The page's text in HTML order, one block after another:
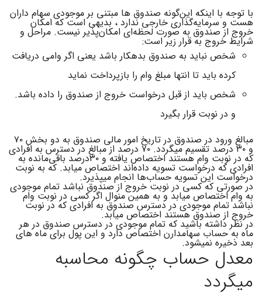
با توجه با اینکه این‌گونه صندوق ها مبتنی بر موجودی سهام داران
هست و سرمایه‌گذاری خارجی ندارد ، بدیهی است که امکان
خروج از صندوق به صورت لحظه‌ای امکان‌پذیر نیست. مراحل و
شرایط خروج به قرار زیر است:
شخص نباید به صندوق بدهکار باشد یعنی اگر وامی دریافت
کرده باید تا انتها مبلغ وام را بازپرداخت نماید
شخص باید از قبل درخواست خروج از صندوق را داده باشد.
و در نوبت قرار بگیرد
مبالغ ورود در صندوق در تاریخ امور مالی صندوق به دو بخش ۷۰
و ۳۰ درصد تقسیم میگردد. ۷۰ درصد از مبالغ در دسترس به افرادی
که در نوبت وام هستند اختصاص یافته و ۳۰درصد باقی‌مانده به
افرادی که درخواست تسویه داده‌اند اختصاص میابد. که به نوبت
درخواست این تسویه حساب‌ها انجام میپذیرد.
در صورتی که کسی در نوبت خروج از صندوق نباشد تمام موجودی
به وام اختصاص میابد و به همین منوال اگر کسی در نوبت وام
نباشد تمام موجودی در دسترس صندوق به افرادی که در نوبت
خروج از صندوق هستند اختصاص میابد.
در نظر داشته باشید که تمام موجودی در دسترس صندوق در هر
ماه به حساب سهامدارن اختصاص دارد و این پول برای ماه های
بعد ذخیره نمیشود.
معدل حساب چگونه محاسبه
میگردد